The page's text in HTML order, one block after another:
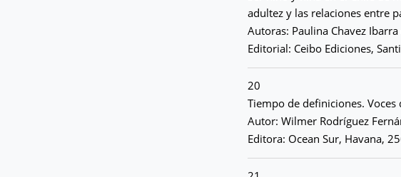
adultez y las relaciones entre
Autoras: Paulina Chavez
Editorial: Ceibo Ediciones,
20
Tiempo de definiciones.
Autor: Wilmer Rodríguez
Editora: Ocean Sur, Havana,